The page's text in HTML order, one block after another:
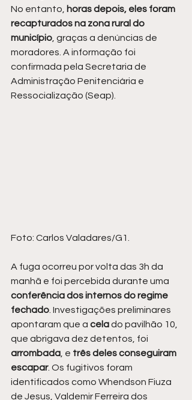
No entanto,
horas depois, eles foram
recapturados na zona rural do
município , graças a denúncias de
moradores. A informação foi
confirmada pela Secretaria de
Administração Penitenciária e
Ressocialização (Seap).
Foto: Carlos Valadares/G1.
A fuga ocorreu por volta das 3h da
manhã e foi percebida durante uma
conferência dos internos do regime
fechado. Investigações preliminares
apontaram que a cela do pavilhão 10,
que abrigava dez detentos, foi
arrombada, e três deles conseguiram
escapar. Os fugitivos foram
identificados como Whendson Fiuza
de Jesus, Valdemir Ferreira dos